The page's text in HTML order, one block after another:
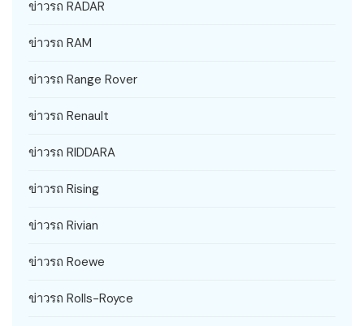
ข่าวรถ RADAR
ข่าวรถ RAM
ข่าวรถ Range Rover
ข่าวรถ Renault
ข่าวรถ RIDDARA
ข่าวรถ Rising
ข่าวรถ Rivian
ข่าวรถ Roewe
ข่าวรถ Rolls-Royce